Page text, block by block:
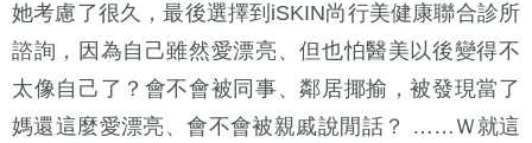
她考慮了很久，最後選擇到iSKIN尚行美健康聯合診所
諮詢，因為自己雖然愛漂亮、但也怕醫美以後變得不
太像自己了？會不會被同事、鄰居揶揄，被發現當了
媽還這麼愛漂亮、會不會被親戚說閒話？ ……Ｗ就這